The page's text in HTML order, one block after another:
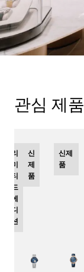
관심 제품
리
미
티
드
에
디
션
신
제
품
신제
품